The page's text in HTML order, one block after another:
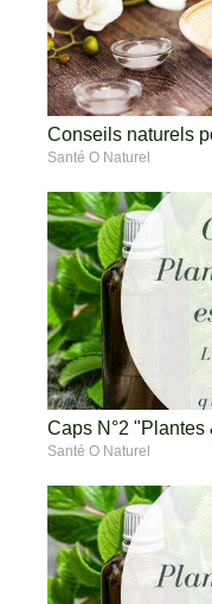
Conseils naturels
Santé O Naturel
Caps N°2
Santé O Naturel